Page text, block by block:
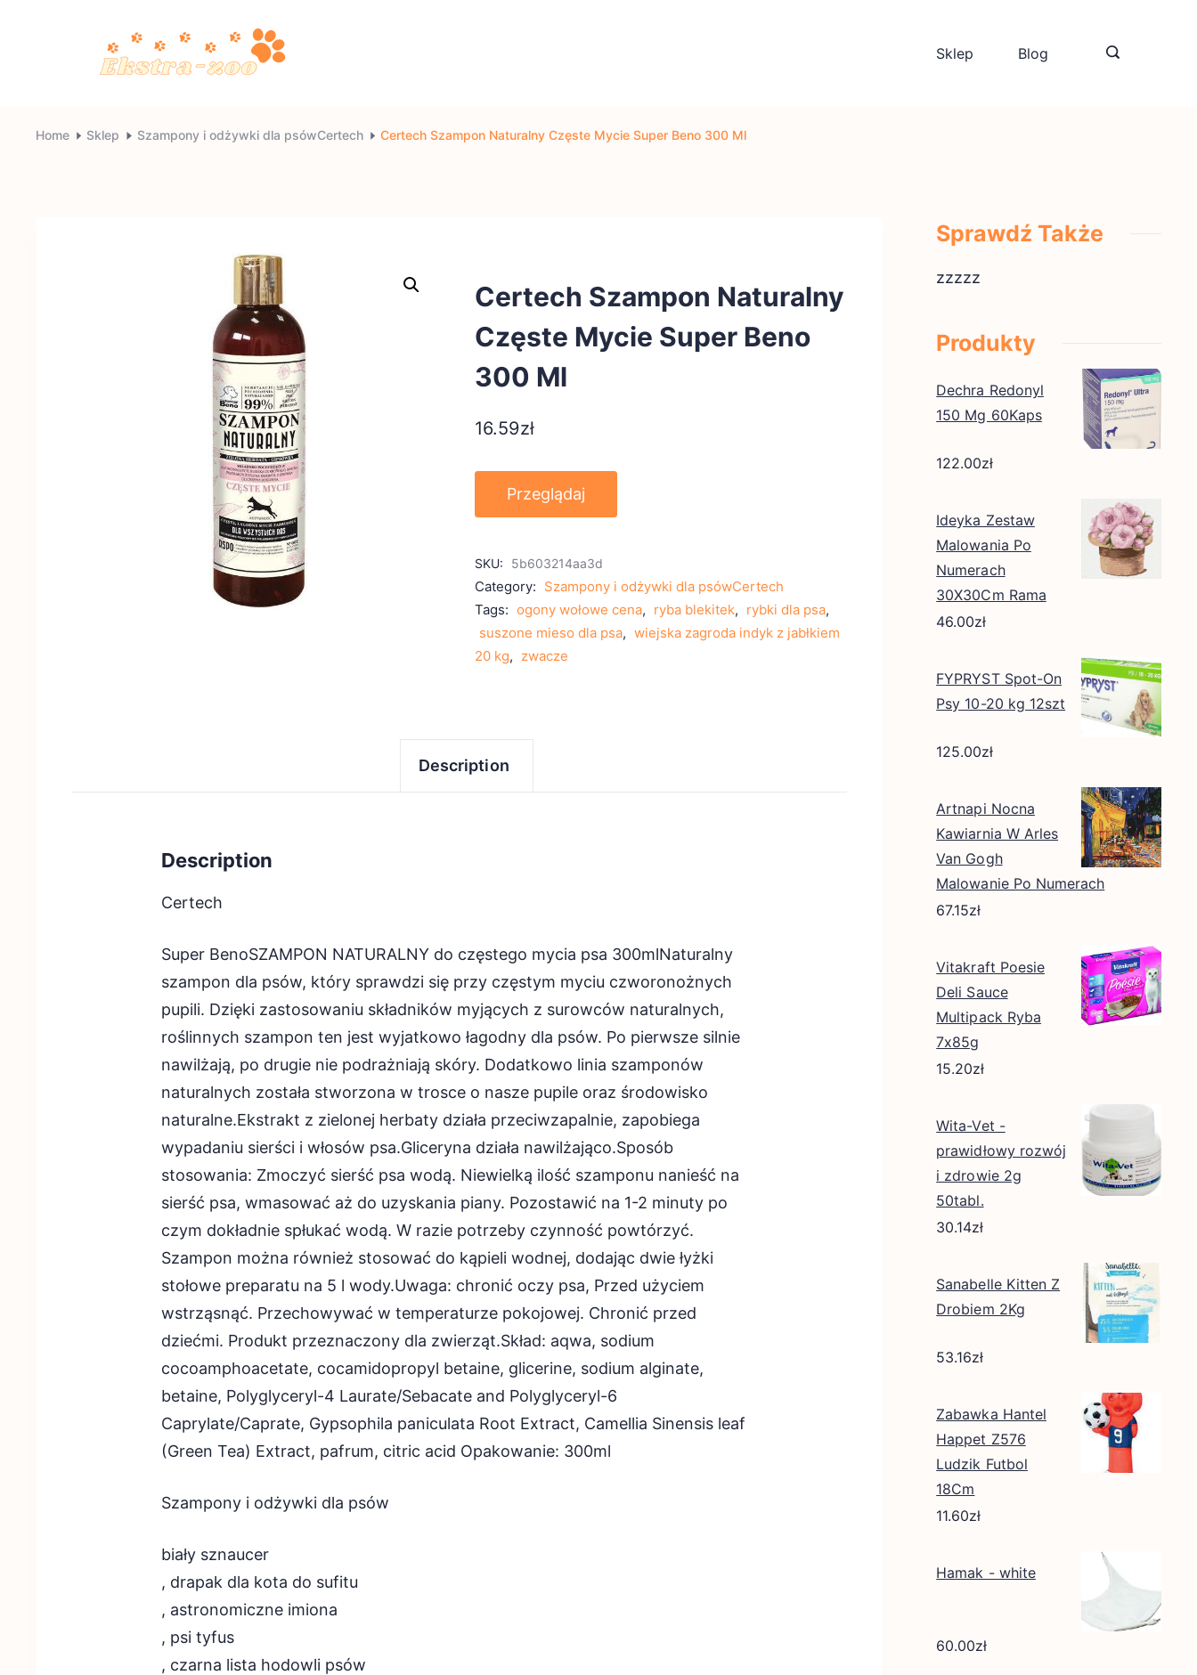
zoo
Sklep Blog
Home Sklep Szampony i odżywki dla psówCertech Certech Szampon Naturalny Częste Mycie Super Beno 300 Ml
Certech Szampon Naturalny
Częste Mycie Super Beno
300 Ml
16.59zł
Przeglądaj
SKU: 5b603214aa3d
Category: Szampony i odżywki dla psówCertech
Tags: ogony wołowe cena, ryba blekitek, rybki dla psa,
suszone mieso dla psa, wiejska zagroda indyk z jabłkiem
20 kg, zwacze
Description
Description
Certech
Super BenoSZAMPON NATURALNY do częstego mycia psa 300mlNaturalny
szampon dla psów, który sprawdzi się przy częstym myciu czworonożnych
pupili. Dzięki zastosowaniu składników myjących z surowców naturalnych,
roślinnych szampon ten jest wyjatkowo łagodny dla psów. Po pierwsze silnie
nawilżają, po drugie nie podrażniają skóry. Dodatkowo linia szamponów
naturalnych została stworzona w trosce o nasze pupile oraz środowisko
naturalne.Ekstrakt z zielonej herbaty działa przeciwzapalnie, zapobiega
wypadaniu sierści i włosów psa.Gliceryna działa nawilżająco.Sposób
stosowania: Zmoczyć sierść psa wodą. Niewielką ilość szamponu nanieść na
sierść psa, wmasować aż do uzyskania piany. Pozostawić na 1-2 minuty po
czym dokładnie spłukać wodą. W razie potrzeby czynność powtórzyć.
Szampon można również stosować do kąpieli wodnej, dodając dwie łyżki
stołowe preparatu na 5 l wody.Uwaga: chronić oczy psa, Przed użyciem
wstrząsnąć. Przechowywać w temperaturze pokojowej. Chronić przed
dziećmi. Produkt przeznaczony dla zwierząt.Skład: aqwa, sodium
cocoamphoacetate, cocamidopropyl betaine, glicerine, sodium alginate,
betaine, Polyglyceryl-4 Laurate/Sebacate and Polyglyceryl-6
Caprylate/Caprate, Gypsophila paniculata Root Extract, Camellia Sinensis leaf
(Green Tea) Extract, pafrum, citric acid Opakowanie: 300ml
Szampony i odżywki dla psów
biały sznaucer
, drapak dla kota do sufitu
, astronomiczne imiona
, psi tyfus
, czarna lista hodowli psów
Sprawdź Także
zzzzz
Produkty
Dechra Redonyl
150 Mg 60Kaps
122.00zł
Ideyka Zestaw
Malowania Po
Numerach
30X30Cm Rama
46.00zł
FYPRYST Spot-On
Psy 10-20 kg 12szt
125.00zł
Artnapi Nocna
Kawiarnia W Arles
Van Gogh
Malowanie Po Numerach
67.15zł
Vitakraft Poesie
Deli Sauce
Multipack Ryba
7x85g
15.20zł
Wita-Vet -
prawidłowy rozwój
i zdrowie 2g
50tabl.
30.14zł
Sanabelle Kitten Z
Drobiem 2Kg
53.16zł
Zabawka Hantel
Happet Z576
Ludzik Futbol
18Cm
11.60zł
Hamak - white
60.00zł